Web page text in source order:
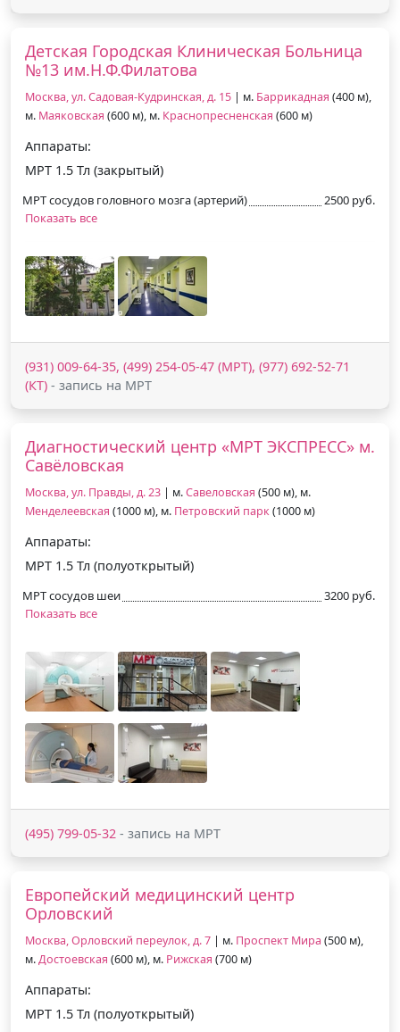
Детская Городская Клиническая Больница
№13 им.Н.Ф.Филатова
Москва, ул. Садовая-Кудринская, д. 15 | м. Баррикадная (400 м),
м. Маяковская (600 м), м. Краснопресненская (600 м)
Аппараты:
МРТ 1.5 Тл (закрытый)
МРТ сосудов головного мозга (артерий)
2500 руб.
Показать все
(931) 009-64-35, (499) 254-05-47 (МРТ), (977) 692-52-71
(КТ) - запись на МРТ
Диагностический центр «МРТ ЭКСПРЕСС» м.
Савёловская
Москва, ул. Правды, д. 23 | м.Савеловская (500 м), м.
Менделеевская (1000 м), м. Петровский парк(1000 м)
Аппараты:
МРТ 1.5 Тл (полуоткрытый)
МРТ сосудов шеи
3200 руб.
Показать все
(495) 799-05-32 - запись на МРТ
Европейский медицинский центр
Орловский
Москва, Орловский переулок, д. 7 | м. Проспект Мира (500 м),
м.Достоевская (600 м), м. Рижская (700 м)
Аппараты:
МРТ 1.5 Тл (полуоткрытый)